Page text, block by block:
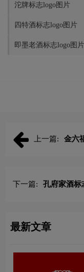
沱牌标志logo图片
四特酒标志logo图片
即墨老酒标志logo图片
上一篇: 金六
下一篇: 孔府家酒标
最新文章